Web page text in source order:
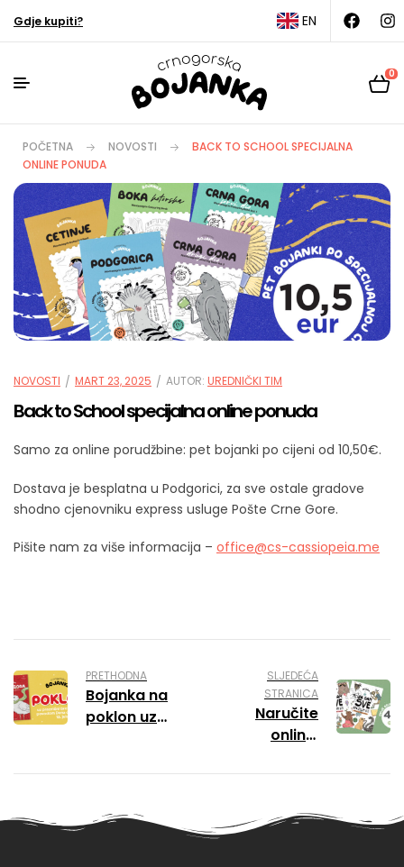
Gdje kupiti? EN
0
POČETNA NOVOSTI
BACK TO SCHOOL SPECIJALNA
ONLINE PONUDA
NOVOSTI MART 23, 2025 AUTOR: UREDNIČKI TIM
Back to School specijalna online ponuda
Samo za online porudžbine: pet bojanki po cijeni od 10,50€.
Dostava je besplatna u Podgorici, za sve ostale gradove
shodno cjenovniku express usluge Pošte Crne Gore.
Pišite nam za više informacija – office@cs-cassiopeia.me
PRETHODNA
Bojanka na
poklon uz
SLJEDEĆA
STRANICA
Naručite
online:
dvije bojanke
cijeni